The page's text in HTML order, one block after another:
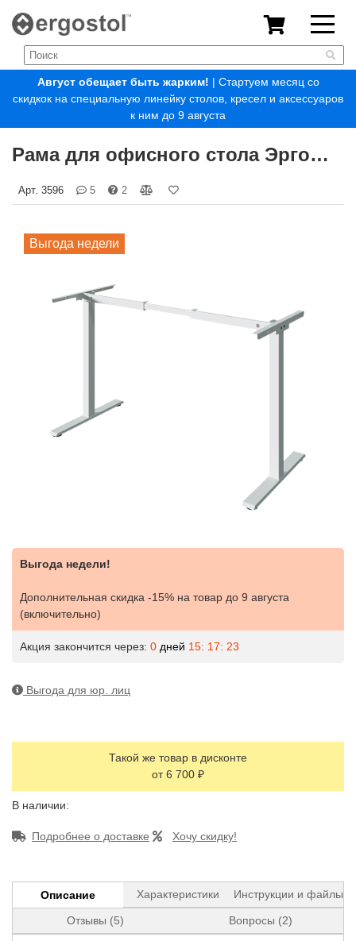
Август обещает быть жарким! | Стартуем месяц со
скидкок на специальную линейку столов, кресел и аксессуаров
к ним до 9 августа
Рама для офисного стола Эргостол Регус Фикс
Арт. 3596 5 2
Выгода недели
Выгода недели!
Дополнительная скидка -15% на товар до 9 августа
(включительно)
Акция закончится через: 0 дней 15: 17: 22
Выгода для юр. лиц
Такой же товар в дисконте
от 6 700 ₽
В наличии:
Подробнее о доставке Хочу скидку!
Описание Характеристики Инструкции и файлы
Отзывы (5) Вопросы (2)